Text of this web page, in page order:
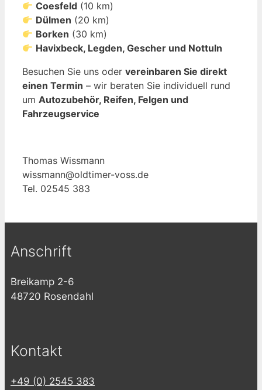
Coesfeld (10 km)
Dülmen (20 km)
Borken (30 km)
Havixbeck, Legden, Gescher und Nottuln
Besuchen Sie uns oder vereinbaren Sie direkt
einen Termin – wir beraten Sie individuell rund
um Autozubehör, Reifen, Felgen und
Fahrzeugservice
Thomas Wissmann
wissmann@oldtimer-voss.de
Tel. 02545 383
Anschrift
Breikamp 2-6
48720 Rosendahl
Kontakt
+49 (0) 2545 383